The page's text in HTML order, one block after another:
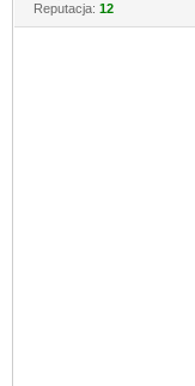
Reputacja: 12